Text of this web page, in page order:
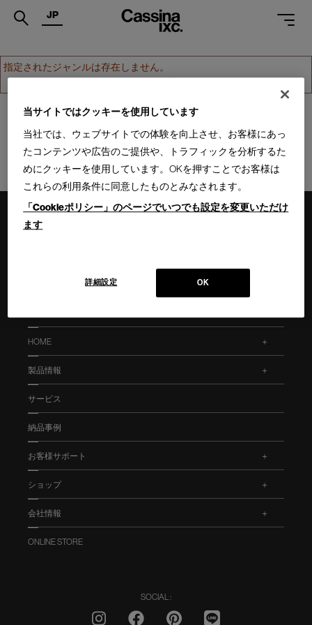
.
SERVICES
PROJECTS
MAGAZINE
SHOPS
PROFESSIONAL
JP
指定されたジャンルは存在しません。
ホームへ戻る
HOME
製品情報
サービス
納品事例
お客様サポート
ショップ
会社情報
ONLINE STORE
SOCIAL :
当サイトではクッキーを使用しています
当社では、ウェブサイトでの体験を向上させ、お客様にあっ
たコンテンツや広告のご提供や、トラフィックを分析するた
めにクッキーを使用しています。OKを押すことでお客様は
これらの利用条件に同意したものとみなされます。
「Cookieポリシー」のページでいつでも設定を変更いただけ
ます
OK
詳細設定